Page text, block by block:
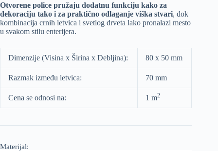
Otvorene police pružaju dodatnu funkciju kako za
dekoraciju tako i za praktično odlaganje viška stvari, dok
kombinacija crnih letvica i svetlog drveta lako pronalazi mesto
u svakom stilu enterijera.
Dimenzije (Visina x Širina x Debljina): 80 x 50 mm
Razmak između letvica: 70 mm
Cena se odnosi na: 1 m2
Materijal: